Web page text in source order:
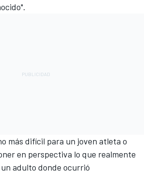
más difícil para un joven atleta o
en perspectiva lo que realmente
adulto donde ocurrió